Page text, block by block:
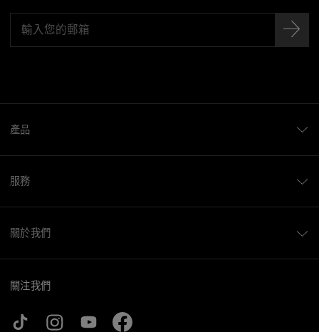
產品
服務
關於我們
關注我們